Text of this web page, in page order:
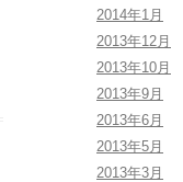
2014年1月
2013年12月
2013年10月
2013年9月
2013年6月
2013年5月
2013年3月